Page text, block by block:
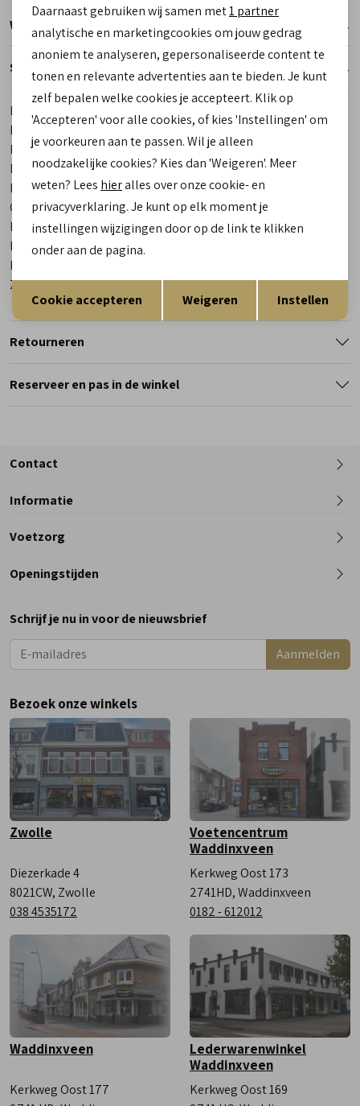
Winkelvoorraad
Specificaties
Merk
Track Style
Leveranciercode
325383 168 Raisa Retro
Bestelcode
00027737-70
Breedtemaat
3.5
Los voetbed
Ja
Categorie
Sneakers
Kleur
Groen
Materiaal buitenkant
Materiaal binnenkant
Zool
Rubber
Retourneren
Reserveer en pas in de winkel
Contact
Telefoon
Informatie
Voetzorg
Openingstijden
Dinsdag
Woensdag
9:00 - 18:00
Vrijdag
Zaterdag
9:00 - 17:00
Schrijf je nu in voor de nieuwsbrief
Aanmelden
Bezoek onze winkels
Zwolle
Diezerkade 4
8021CW, Zwolle
038 4535172
Voetencentrum
Waddinxveen
Kerkweg Oost 173
2741HD, Waddinxveen
0182 - 612012
Waddinxveen
Kerkweg Oost 177
Lederwarenwinkel
Waddinxveen
Kerkweg Oost 169
Marketing cookies
Terug Opslaan
Daarnaast gebruiken wij samen met1 partner
analytische en marketingcookies om jouw gedrag
anoniem te analyseren, gepersonaliseerde content te
tonen en relevante advertenties aan te bieden. Je kunt
zelf bepalen welke cookies je accepteert. Klik op
'Accepteren' voor alle cookies, of kies 'Instellingen' om
je voorkeuren aan te passen. Wil je alleen
noodzakelijke cookies? Kies dan 'Weigeren'. Meer
weten? Lees hieralles over onze cookie- en
privacyverklaring. Je kunt op elk moment je
instellingen wijzigingen door op de link te klikken
onder aan de pagina.
Cookie accepteren Weigeren Instellen